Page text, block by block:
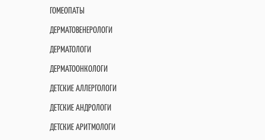
ГОМЕОПАТЫ
ДЕРМАТОВЕНЕРОЛОГИ
ДЕРМАТОЛОГИ
ДЕРМАТООНКОЛОГИ
ДЕТСКИЕ АЛЛЕРГОЛОГИ
ДЕТСКИЕ АНДРОЛОГИ
ДЕТСКИЕ АРИТМОЛОГИ